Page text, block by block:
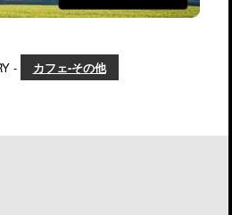
- カフェ-その他